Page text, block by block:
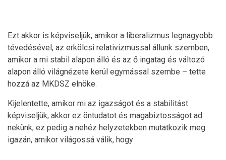
Ezt akkor is képviseljük, amikor a liberalizmus legnagyobb
tévedésével, az erkölcsi relativizmussal állunk szemben,
amikor a mi stabil alapon álló és az ő ingatag és változó
alapon álló világnézete kerül egymással szembe – tette
hozzá az MKDSZ elnöke.
Kijelentette, amikor mi az igazságot és a stabilitást
képviseljük, akkor ez öntudatot és magabiztosságot ad
nekünk, ez pedig a nehéz helyzetekben mutatkozik meg
igazán, amikor világossá válik, hogy